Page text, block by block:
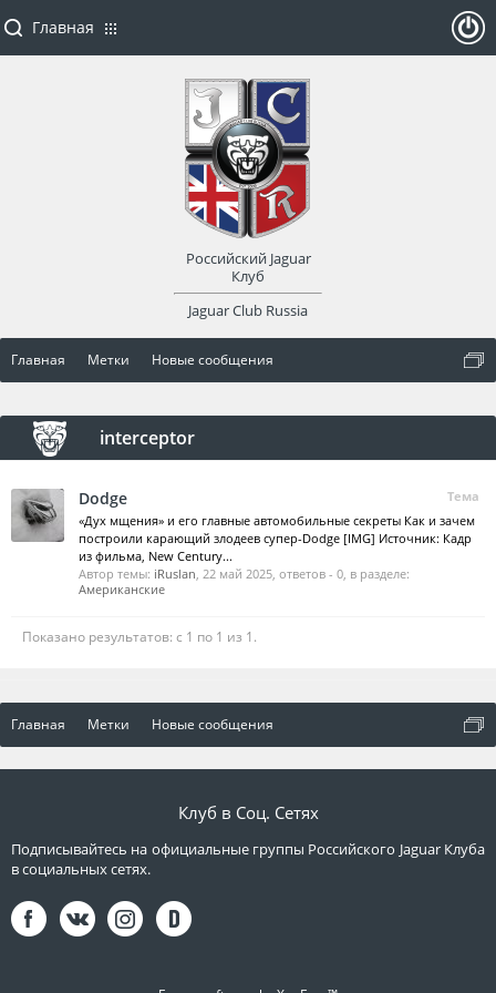
Главная Метки Новые сообщения
interceptor
Тема
Dodge
«Дух мщения» и его главные автомобильные секреты Как и зачем
построили карающий злодеев супер-Dodge [IMG] Источник: Кадр
из фильма, New Century...
Автор темы: iRuslan, 22 май 2025, ответов - 0, в разделе:
Американские
Показано результатов: с 1 по 1 из 1.
Главная Метки Новые сообщения
Главная
Российский Jaguar
Клуб
Jaguar Club Russia
оват
Клуб в Соц. Сетях
Подписывайтесь на официальные группы Российского Jaguar Клуба
в социальных сетях.